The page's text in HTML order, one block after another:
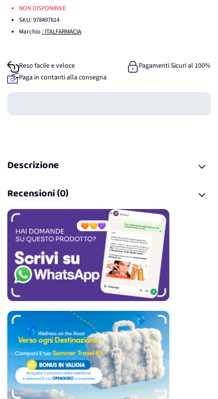
NON DISPONIBILE
SKU:978497814
Marchio : ITALFARMACIA
Reso facile e veloce
Pagamenti Sicuri al 100%
Paga in contanti alla consegna
Guadagna
Descrizione
Recensioni (0)